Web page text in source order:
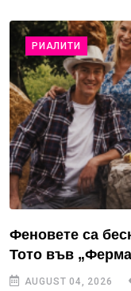
РИАЛИТИ
Феновете са
Тото във
AUGUST 04, 2026